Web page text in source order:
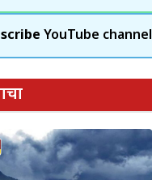
YouTube channel